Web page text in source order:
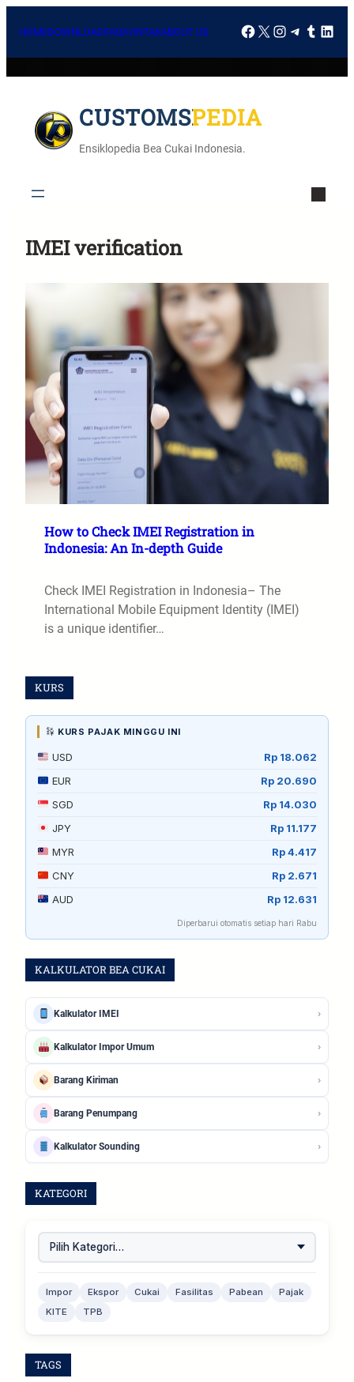
HOMEDOWNLOADFAQKONTAKABOUT US
CUSTOMSPEDIA
Ensiklopedia Bea Cukai Indonesia.
IMEI verification
How to Check IMEI Registration in
Indonesia: An In-depth Guide
Check IMEI Registration in Indonesia– The
International Mobile Equipment Identity (IMEI)
is a unique identifier…
KURS
KURS PAJAK MINGGU INI
USD
Rp 18.062
EUR
Rp 20.690
SGD
Rp 14.030
JPY
Rp 11.177
MYR
Rp 4.417
CNY
Rp 2.671
AUD
Rp 12.631
Diperbarui otomatis setiap hari Rabu
KALKULATOR BEA CUKAI
Kalkulator IMEI ›
Kalkulator Impor Umum ›
Barang Kiriman ›
Barang Penumpang ›
Kalkulator Sounding ›
KATEGORI
Impor Ekspor Cukai Fasilitas Pabean
Pajak
KITE
TPB
TAGS